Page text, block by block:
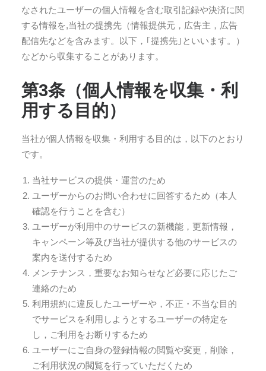
なされたユーザーの個人情報を含む取引記録や決済に関
する情報を,当社の提携先（情報提供元，広告主，広告
配信先などを含みます。以下，｢提携先｣といいます。）
などから収集することがあります。
第3条（個人情報を収集・利
用する目的）
当社が個人情報を収集・利用する目的は，以下のとおり
です。
当社サービスの提供・運営のため
ユーザーからのお問い合わせに回答するため（本人
確認を行うことを含む）
ユーザーが利用中のサービスの新機能，更新情報，
キャンペーン等及び当社が提供する他のサービスの
案内を送付するため
メンテナンス，重要なお知らせなど必要に応じたご
連絡のため
利用規約に違反したユーザーや，不正・不当な目的
でサービスを利用しようとするユーザーの特定を
し，ご利用をお断りするため
ユーザーにご自身の登録情報の閲覧や変更，削除，
ご利用状況の閲覧を行っていただくため